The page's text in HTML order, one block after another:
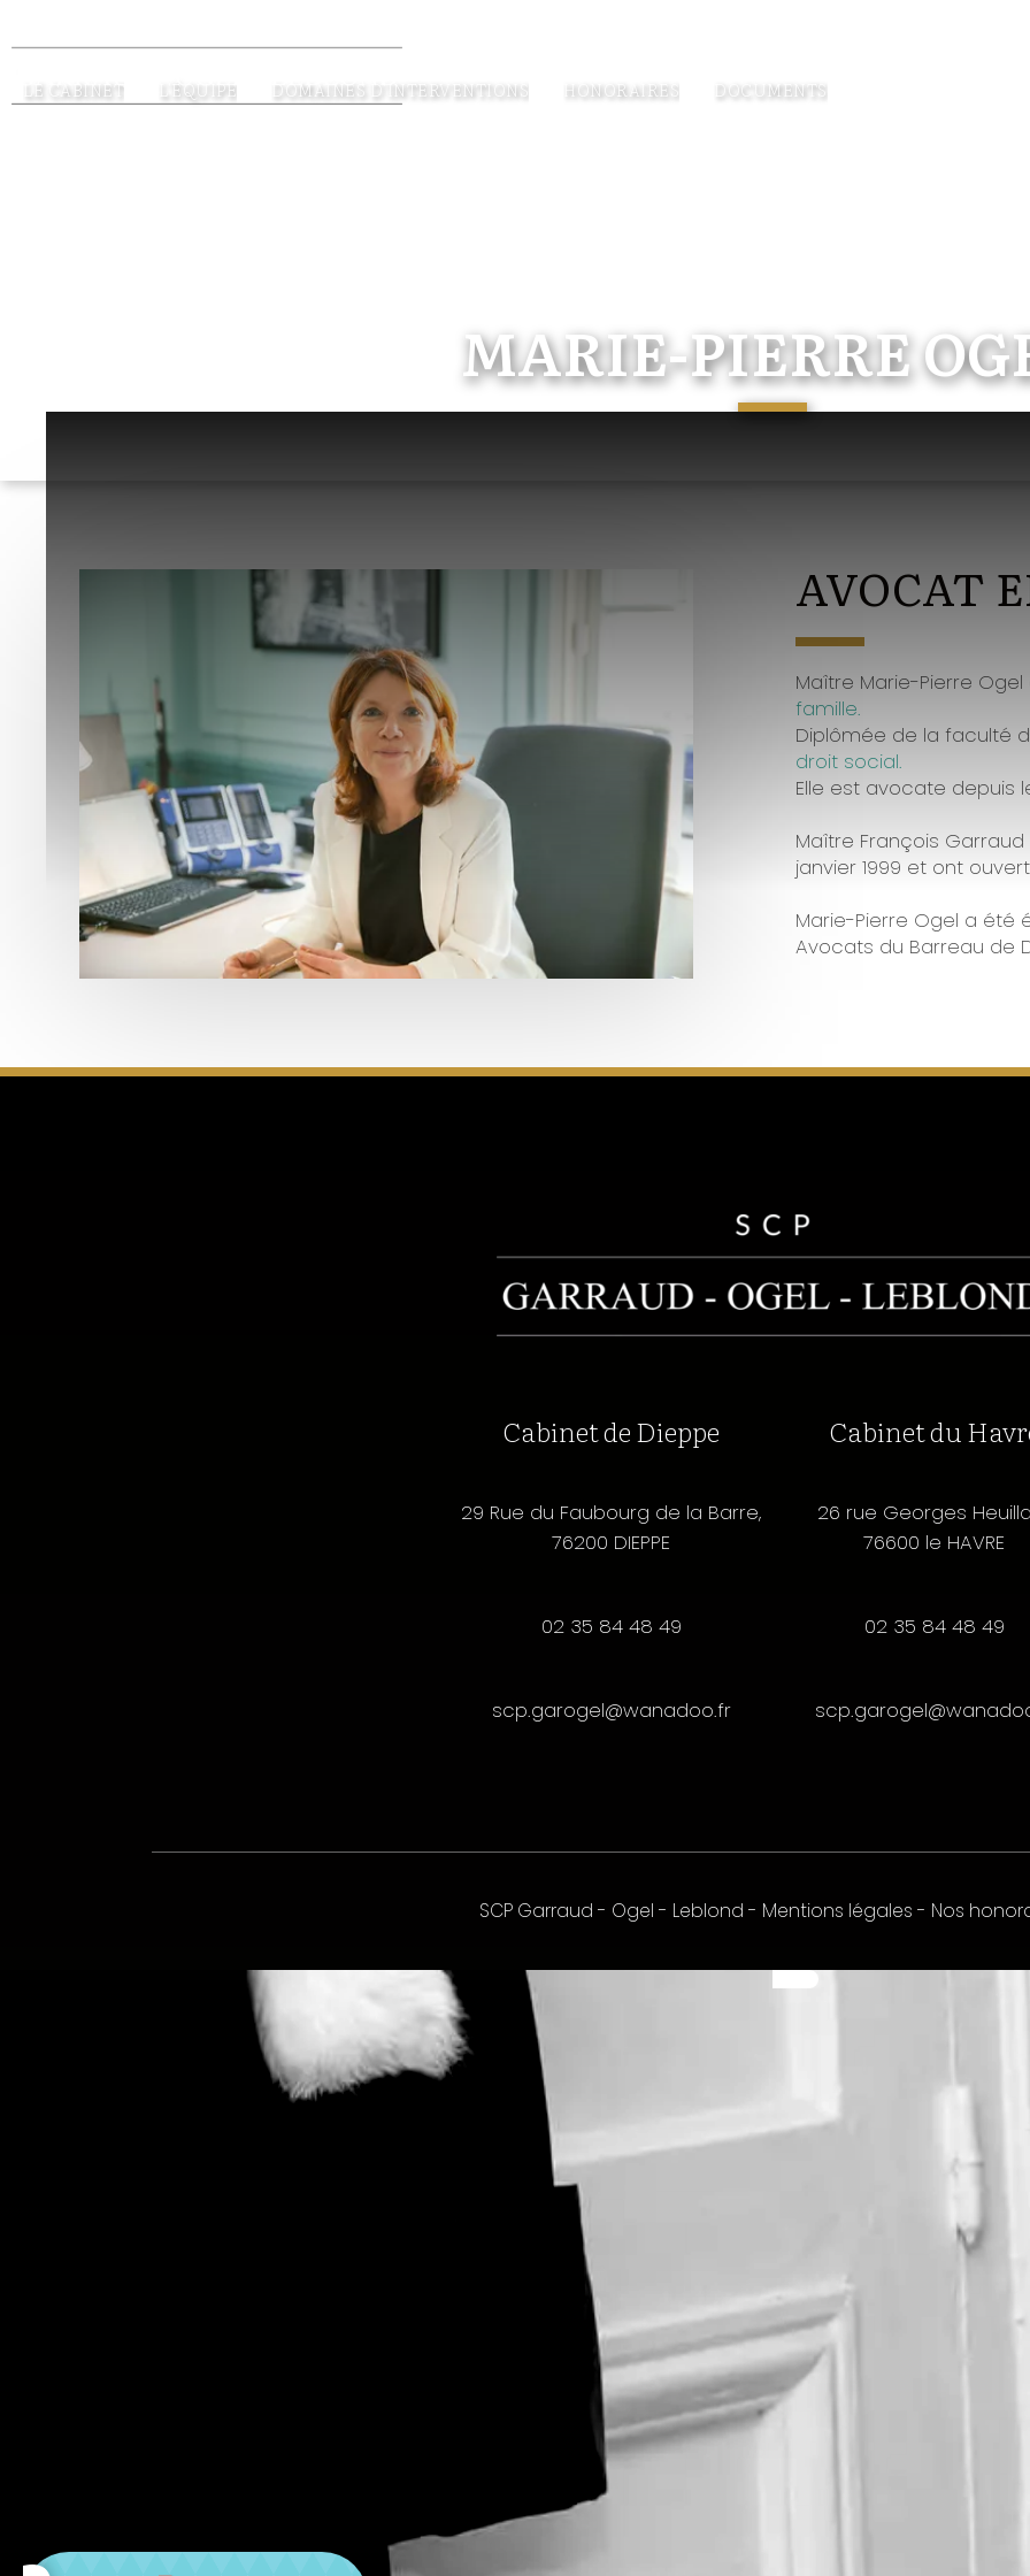
LE CABINET L'ÉQUIPE DOMAINES D'INTERVENTIONS HONORAIRES DOCUMENTS
MARIE-PIERRE
AVOCAT
Maître Marie-Pierre
famille.
Diplômée de la faculté
droit social.
Elle est avocate depuis
Maître François
janvier 1999 et ont
Marie-Pierre Ogel a été
Avocats du Barreau de
Cabinet de Dieppe
29 Rue du Faubourg de la Barre,
76200 DIEPPE
02 35 84 48 49
scp.garogel@wanadoo.fr
Cabinet du
26 rue Georges
76600 le HAVRE
02 35 84 48 49
SCP Garraud - Ogel - Leblond - Mentions légales - Nos